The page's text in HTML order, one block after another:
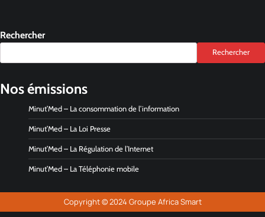
Rechercher
Rechercher
Nos émissions
Minut’Med – La consommation de l’information
Minut’Med – La Loi Presse
Minut’Med – La Régulation de l’Internet
Minut’Med – La Téléphonie mobile
Copyright © 2024 Groupe Africa Smart